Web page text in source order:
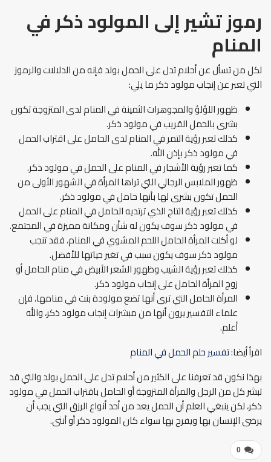
رموز تشير إلى المولود ذكر في
المنام
لكل من تسأل عن أحلام تدل على الحمل بولد فإنه من الدلالات والرموز
التي تعبر عن إنجاب مولود ذكر ما يلي:
ظهور اللؤلؤ والمجوهرات الثمينة في المنام لدى المتزوجة تكون
بشرى بالحمل القريب في مولود ذكر.
كذلك تعبر رؤية التمر في المنام لدى الحامل على اقتراب الحمل
في مولود ذكر بإذن الله.
كما تعبر رؤية الأشجار في المنام على الحمل في مولود ذكر.
ظهور الملابس الرجالي التي تراها المرأة في الشهور الأولى من
الحمل تكون بشرى لها بأنها حامل في مولود ذكر.
كذلك تعبر رؤية التاج الذي ترتديه الحامل في المنام على الحمل
في مولود ذكر سوف يكون له شأن ومكانة مميزة في المجتمع.
لو أكلت المرأة الحامل اللحم المشوي في المنام، فقد تنجب
مولود ذكر سوف يكون سبب في تغير حياتها للأفضل.
كذلك تعبر رؤية الشيب وظهور الشعر الأبيض في منام الحامل أو
زوج المرأة الحامل على إنجاب مولود ذكر.
المرأة الحامل التي ترى أنها تضع مولودة بنت في منامها، فإن
علماء التفسير يرون أنها من مبشرات إنجاب مولود ذكر، والله
أعلم.
اقرأ أيضا:تفسير حلم الحمل في المنام
بهذا نكون قد تعرفنا على الكثير من أحلام تدل على الحمل بولد والتي قد
تبشر كل من الرجل والمرأة المتزوجة أو الحامل باقتراب الحمل في مولود
ذكر، لكن ينبغي العلم أن الحمل يعد من أحد أنواع الرزق التي يجب أن
يرضى الإنسان بها ويفرح بها سواء كان المولود ذكر أو أنثى.
0